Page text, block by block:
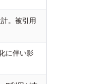
。被引用
に伴い影